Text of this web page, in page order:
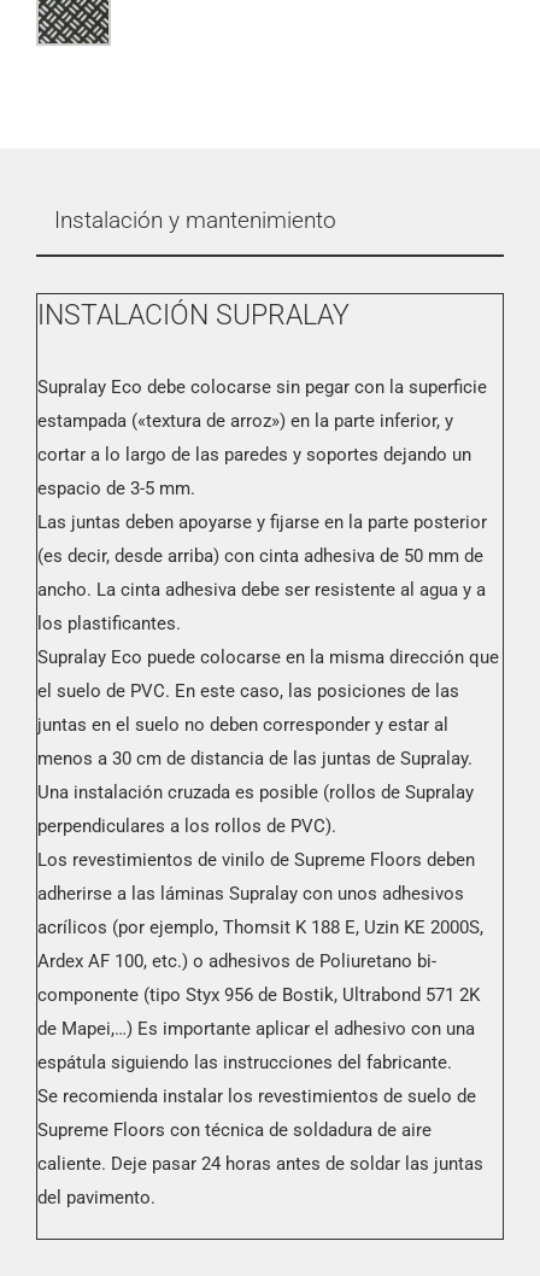
Instalación y mantenimiento
INSTALACIÓN SUPRALAY
Supralay Eco debe colocarse sin pegar con la superficie
estampada («textura de arroz») en la parte inferior, y
cortar a lo largo de las paredes y soportes dejando un
espacio de 3-5 mm.
Las juntas deben apoyarse y fijarse en la parte posterior
(es decir, desde arriba) con cinta adhesiva de 50 mm de
ancho. La cinta adhesiva debe ser resistente al agua y a
los plastificantes.
Supralay Eco puede colocarse en la misma dirección que
el suelo de PVC. En este caso, las posiciones de las
juntas en el suelo no deben corresponder y estar al
menos a 30 cm de distancia de las juntas de Supralay.
Una instalación cruzada es posible (rollos de Supralay
perpendiculares a los rollos de PVC).
Los revestimientos de vinilo de Supreme Floors deben
adherirse a las láminas Supralay con unos adhesivos
acrílicos (por ejemplo, Thomsit K 188 E, Uzin KE 2000S,
Ardex AF 100, etc.) o adhesivos de Poliuretano bi-
componente (tipo Styx 956 de Bostik, Ultrabond 571 2K
de Mapei,…) Es importante aplicar el adhesivo con una
espátula siguiendo las instrucciones del fabricante.
Se recomienda instalar los revestimientos de suelo de
Supreme Floors con técnica de soldadura de aire
caliente. Deje pasar 24 horas antes de soldar las juntas
del pavimento.